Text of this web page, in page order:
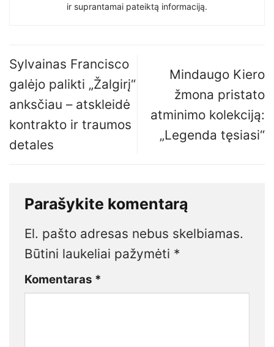
ir suprantamai pateiktą informaciją.
Sylvainas Francisco
galėjo palikti „Žalgirį“
anksčiau – atskleidė
kontrakto ir traumos
detales
Mindaugo Kiero
žmona pristato
atminimo kolekciją:
„Legenda tęsiasi“
Parašykite komentarą
El. pašto adresas nebus skelbiamas.
Būtini laukeliai pažymėti *
Komentaras *